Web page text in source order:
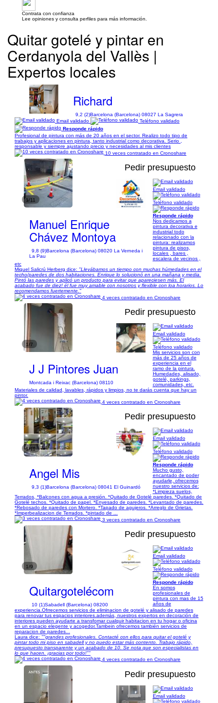
Contrata con confianza
Lee opiniones y consulta perfiles para más información.
Quitar gotelé y pintar en
Cerdanyola del Vallès |
Expertos locales
Richard
9,2 (2)Barcelona (Barcelona) 08027 La Sagrera
Email validado
Teléfono validado
Responde rápido
Profesional de pintura con más de 20 años en el sector. Realizo todo tipo de
trabajos y aplicaciones en pintura, tanto industrial como decorativa. Serio ,
responsable y siempre ajustando precio y necesidades al mis clientes
10 veces contratado en Cronoshare
1/11
Pedir presupuesto
Manuel Enrique
Chávez Montoya
9,8 (9)Barcelona (Barcelona) 08020 La Verneda i
La Pau
Email validado
Teléfono validado
Responde rápido
Nos dedicamos a
pintura decorativa e
industrial todo
relacionado con la
pintura: realizamos
pintura de pisos,
locales , bares ,
escalera de vecinos ,
etc
Miquel Salicrú Herberg dice: "Llevábamos un tiempo con muchas húmedades en el
techo/paredes de dos habitaciones. Enrique lo solucionó en una mañana y media.
Pintó las paredes y aplicó un producto para evitar que apareciesen más. El
acabado fue de diez! él fue muy amable con nosotros y flexible con loa horarios. Lo
recomendamos fuertemente."
4 veces contratado en Cronoshare
1/7
Pedir presupuesto
J J Pintores Juan
Montcada i Reixac (Barcelona) 08110
Email validado
Teléfono validado
Mis servicios son con
más de 25 años de
experiencia en el
ramo de la pintura.
Humedades, alisado,
gotelé, parkings,
comunidades, etc.
Materiales de calidad, lavables, rápidos y limpios, no te darás cuenta que hay un
pintor.
4 veces contratado en Cronoshare
1/11
Pedir presupuesto
Angel Mis
9,3 (1)Barcelona (Barcelona) 08041 El Guinardó
Email validado
Teléfono validado
Responde rápido
Mucho gusto,
encantado de poder
ayudarle, ofrecemos
nuestro servicios de:
*Limpieza suelos,
Terrados, *Balcones con agua a presión. *Quitado de Gotelé paredes. *Quitado de
Gotelé techos. *Quitado de papel. *Enyesado de paredes. *Levantado de paredes.
*Rebosado de paredes con Mortero. *Tapado de agujeros. *Arreglo de Grietas.
*Imperbealizacion de Terrados. *pintado de ...
3 veces contratado en Cronoshare
1/9
Pedir presupuesto
Quitargotelécom
10 (1)Sabadell (Barcelona) 08200
Email validado
Teléfono validado
Responde rápido
En somos
profesionales de
pintura con mas de 15
años de
experiencia.Ofrrecemos servicios de eliminacion de gotelé y alisado de paredes
para renovar tus espacios interiores.además, nuestros expertos en decoración de
interiores pueden ayudarte a transfomar cualquir habitacion en tu hogar o oficina
en un espacio elegente y acogedor.Tambein ofrecemos también servicios de
reparacion de paredes...
Laura dice: "​"grandes profesionales. Contacté con ellos para quitar el gotelé y
pintar todo mi piso en sabadell y no puedo estar más contento. Trabajo rápido,
presupuesto transparente y un acabado de 10. Se nota que son especialistas en
lo que hacen. ¡gracias por todo!""
4 veces contratado en Cronoshare
Pedir presupuesto
Email validado